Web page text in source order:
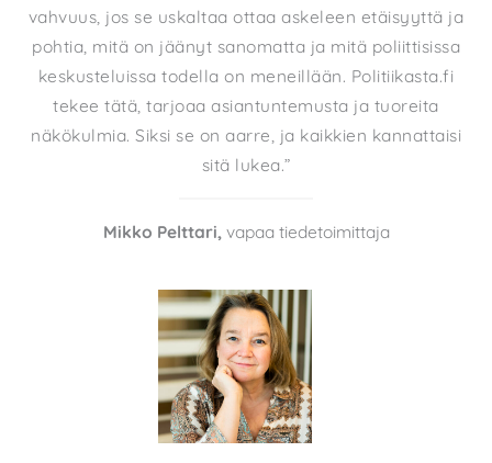
vahvuus, jos se uskaltaa ottaa askeleen etäisyyttä ja
pohtia, mitä on jäänyt sanomatta ja mitä poliittisissa
keskusteluissa todella on meneillään. Politiikasta.fi
tekee tätä, tarjoaa asiantuntemusta ja tuoreita
näkökulmia. Siksi se on aarre, ja kaikkien kannattaisi
sitä lukea.”
Mikko Pelttari,vapaa tiedetoimittaja